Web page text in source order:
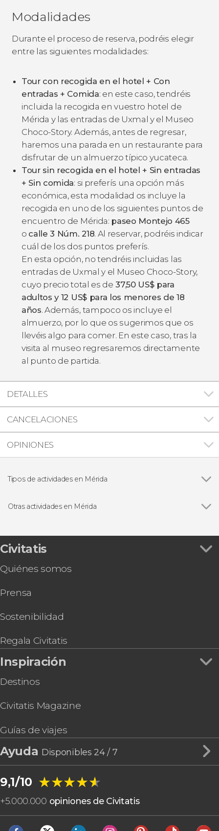
Modalidades
Durante el proceso de reserva, podréis elegir
entre las siguientes modalidades:
Tour con recogida en el hotel + Con
entradas + Comida: en este caso, tendréis
incluida la recogida en vuestro hotel de
Mérida y las entradas de Uxmal y el Museo
Choco-Story. Además, antes de regresar,
haremos una parada en un restaurante para
disfrutar de un almuerzo típico yucateca.
Tour sin recogida en el hotel + Sin entradas
+ Sin comida: si preferís una opción más
económica, esta modalidad os incluye la
recogida en uno de los siguientes puntos de
encuentro de Mérida: paseo Montejo 465
o calle 3 Núm. 218. Al reservar, podréis indicar
cuál de los dos puntos preferís.
En esta opción, no tendréis incluidas las
entradas de Uxmal y el Museo Choco-Story,
cuyo precio total es de 37,50 US$para
adultos y 12 US$para los menores de 18
años. Además, tampoco os incluye el
almuerzo, por lo que os sugerimos que os
llevéis algo para comer. En este caso, tras la
visita al museo regresaremos directamente
al punto de partida.
DETALLES
CANCELACIONES
OPINIONES
Tipos de actividades en Mérida
Excursiones de un día
Otras actividades en Mérida
Tren Maya desde Mérida
Visita a una hacienda tradicional del Yucatán
Snorkel en un cenote de Mérida
Tour por las cantinas de Mérida
Tour en quad por Acanceh
Civitatis
Quiénes somos
Prensa
Sostenibilidad
Regala Civitatis
Inspiración
Destinos
Civitatis Magazine
Guías de viajes
Ayuda Disponibles 24 / 7
9,1/10 ★★★★★
★★★★★
+5.000.000 opiniones de Civitatis